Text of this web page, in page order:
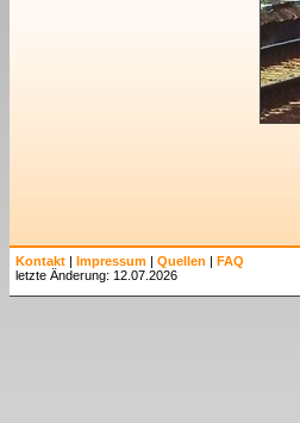
Kontakt | Impressum | Quellen | FAQ
letzte Änderung: 12.07.2026